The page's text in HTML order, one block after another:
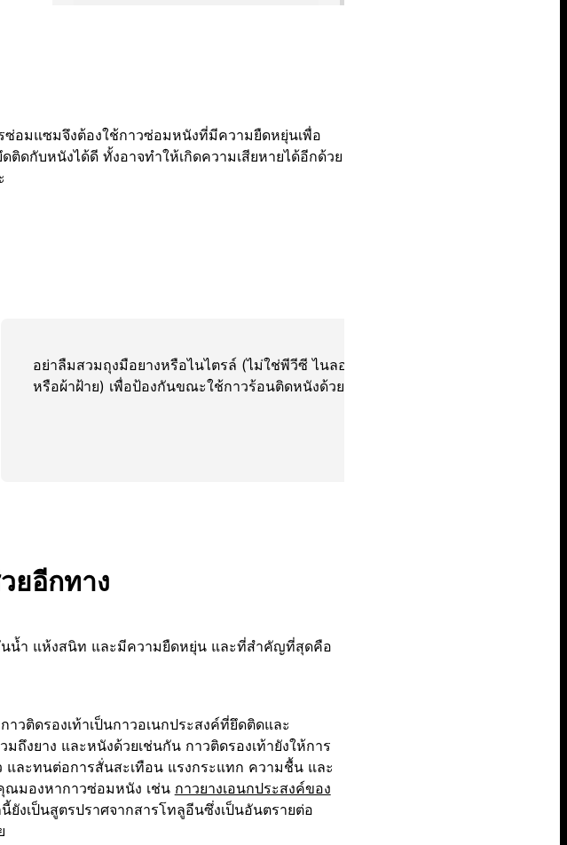
ซ่อมแซมจึงต้องใช้กาวซ่อมหนังที่มีความยืดหยุ่นเพื่อ
ดกับหนังได้ดี ทั้งอาจทำให้เกิดความเสียหายได้อีกด้วย
อย่าลืมสวมถุงมือยางหรือไนไตรล์ (ไม่ใช่พีวีซี ไนลอน
หรือผ้าฝ้าย) เพื่อป้องกันขณะใช้กาวร้อนติดหนังด้วย
ยอีกทาง
นน้ำ แห้งสนิท และมีความยืดหยุ่น และที่สำคัญที่สุดคือ
วติดรองเท้าเป็นกาวอเนกประสงค์ที่ยึดติดและ
ถึงยาง และหนังด้วยเช่นกัน กาวติดรองเท้ายังให้การ
ละทนต่อการสั่นสะเทือน แรงกระแทก ความชื้น และ
ณมองหากาวซ่อมหนัง เช่น กาวยางเอนกประสงค์ของ
เป็นสูตรปราศจากสารโทลูอีนซึ่งเป็นอันตรายต่อ